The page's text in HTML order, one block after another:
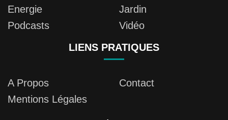
Energie
Jardin
Podcasts
Vidéo
LIENS PRATIQUES
A Propos
Contact
Mentions Légales